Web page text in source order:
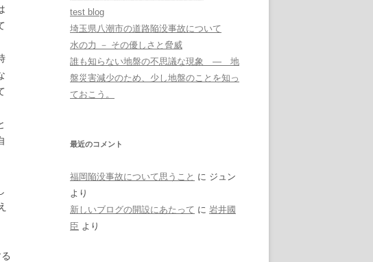
test blog
埼玉県八潮市の道路陥没事故について
水の力 － その優しさと脅威
誰も知らない地盤の不思議な現象 ― 地
盤災害減少のため、少し地盤のことを知っ
ておこう。
最近のコメント
福岡陥没事故について思うこと に ジュン
より
新しいブログの開設にあたって に 岩井國
臣 より